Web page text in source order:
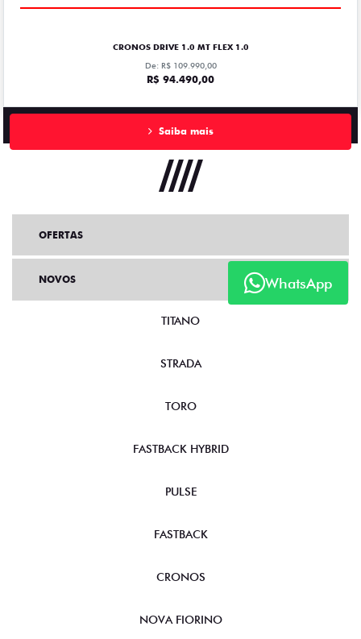
CRONOS DRIVE 1.0 MT FLEX 1.0
De: R$ 109.990,00
R$ 94.490,00
Saiba mais
WhatsApp
OFERTAS
NOVOS
TITANO
STRADA
TORO
FASTBACK HYBRID
PULSE
FASTBACK
CRONOS
NOVA FIORINO